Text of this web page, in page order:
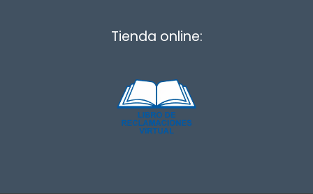
Tienda online: